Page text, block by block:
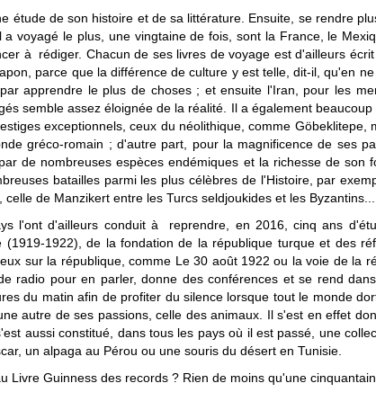
de son histoire et de sa littérature. Ensuite, se rendre
voyagé le plus, une vingtaine de fois, sont la France, le
à rédiger. Chacun de ses livres de voyage est d'ailleurs
parce que la différence de culture y est telle, dit-il, qu'en
apprendre le plus de choses ; et ensuite l'Iran, pour les
semble assez éloignée de la réalité. Il a également
exceptionnels, ceux du néolithique, comme Göbeklitepe,
gréco-romain ; d'autre part, pour la magnificence de ses
de nombreuses espèces endémiques et la richesse de son
batailles parmi les plus célèbres de l'Histoire, par
de Manzikert entre les Turcs seldjoukides et les Byzantins...
l'ont d'ailleurs conduit à reprendre, en 2016, cinq ans
1922), de la fondation de la république turque et des
sur la république, comme Le 30 août 1922 ou la voie de la
radio pour en parler, donne des conférences et se rend
du matin afin de profiter du silence lorsque tout le monde
autre de ses passions, celle des animaux. Il s'est en effet
aussi constitué, dans tous les pays où il est passé, une
un alpaga au Pérou ou une souris du désert en Tunisie.
Guinness des records ? Rien de moins qu'une